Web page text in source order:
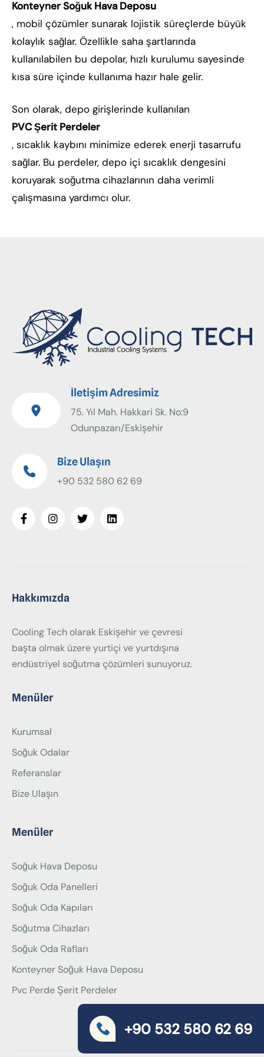
Konteyner Soğuk Hava Deposu
, mobil çözümler sunarak lojistik süreçlerde büyük
kolaylık sağlar. Özellikle saha şartlarında
kullanılabilen bu depolar, hızlı kurulumu sayesinde
kısa süre içinde kullanıma hazır hale gelir.
Son olarak, depo girişlerinde kullanılan
PVC Şerit Perdeler
, sıcaklık kaybını minimize ederek enerji tasarrufu
sağlar. Bu perdeler, depo içi sıcaklık dengesini
koruyarak soğutma cihazlarının daha verimli
çalışmasına yardımcı olur.
İletişim Adresimiz
75. Yıl Mah. Hakkari Sk. No:9
Odunpazarı/Eskişehir
Bize Ulaşın
+90 532 580 62 69
Hakkımızda
Cooling Tech olarak Eskişehir ve çevresi
başta olmak üzere yurtiçi ve yurtdışına
endüstriyel soğutma çözümleri sunuyoruz.
Menüler
Kurumsal
Soğuk Odalar
Referanslar
Bize Ulaşın
Menüler
Soğuk Hava Deposu
Soğuk Oda Panelleri
Soğuk Oda Kapıları
Soğutma Cihazları
Soğuk Oda Rafları
Konteyner Soğuk Hava Deposu
Pvc Perde Şerit Perdeler
+90 532 580 62 69